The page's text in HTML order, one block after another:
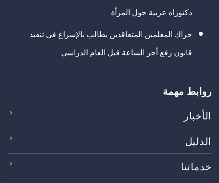
دكتوراه عربية حول المرأة
حراك المعلمين المتعاقدين يطالب بالإسراع في تنفيذ
قانون رفع أجر الساعة قبل العام الدراسي
روابط مهمة
الأخبار
الدليل
خدماتنا